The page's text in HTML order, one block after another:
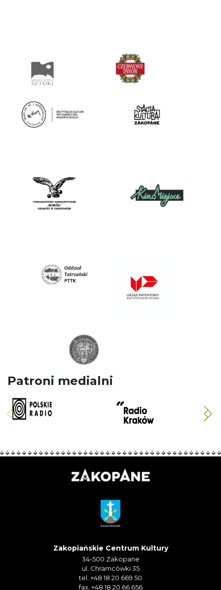
Patroni medialni
Zakopiańskie Centrum Kultury
34-500 Zakopane
ul. Chramcówki 35
tel. +48 18 20 669 50
fax. +48 18 20 66 656